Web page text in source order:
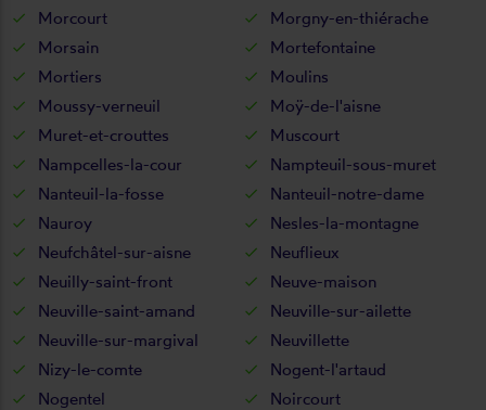
Morcourt
Morgny-en-thiérache
Morsain
Mortefontaine
Mortiers
Moulins
Moussy-verneuil
Moÿ-de-l'aisne
Muret-et-crouttes
Muscourt
Nampcelles-la-cour
Nampteuil-sous-muret
Nanteuil-la-fosse
Nanteuil-notre-dame
Nauroy
Nesles-la-montagne
Neufchâtel-sur-aisne
Neuflieux
Neuilly-saint-front
Neuve-maison
Neuville-saint-amand
Neuville-sur-ailette
Neuville-sur-margival
Neuvillette
Nizy-le-comte
Nogent-l'artaud
Nogentel
Noircourt